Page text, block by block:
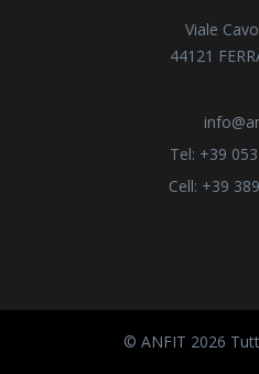
Viale
44121
Tel: +39
Cell: +39
© ANFIT 2026